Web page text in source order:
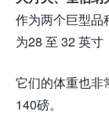
作为两个巨型品
为28 至 32 英寸
它们的体重也非
140磅。